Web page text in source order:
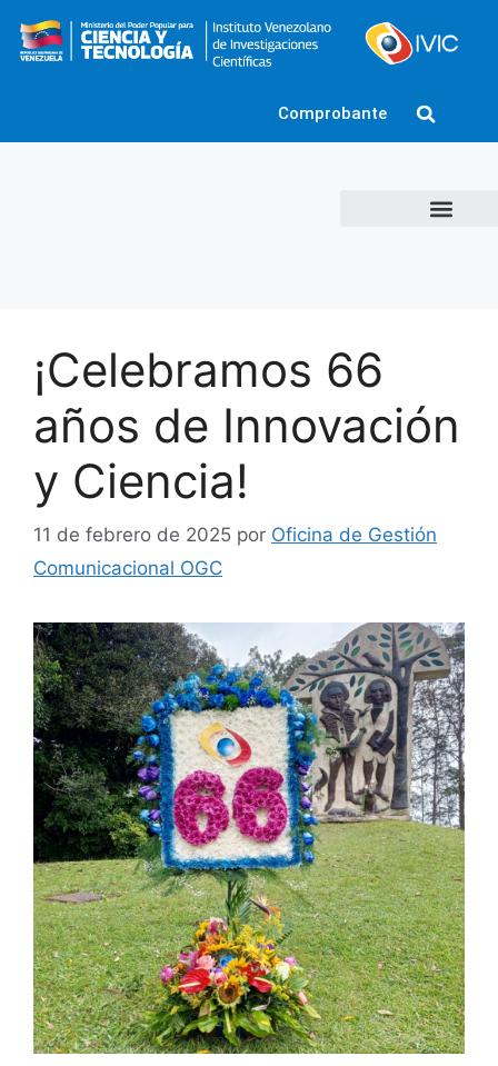
Comprobante
¡Celebramos 66
años de Innovación
y Ciencia!
11 de febrero de 2025 por Oficina de Gestión
Comunicacional OGC